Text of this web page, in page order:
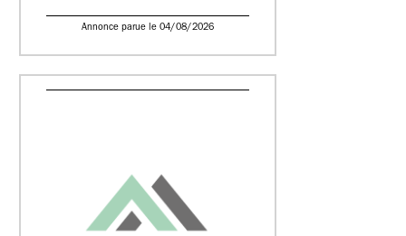
Annonce parue le 04/08/2026